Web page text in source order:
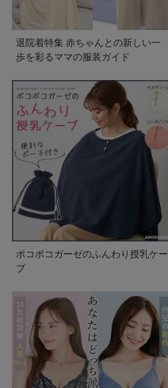
退院着特集 赤ちゃんとの新しい一
歩を彩るママの服装ガイド
ポコポコガーゼのふんわり授乳ケー
プ